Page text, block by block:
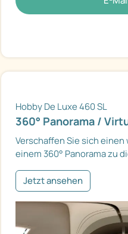
Hobby De Luxe 460 SL
360° Panorama /
Verschaffen Sie sich
einem 360° Panorama zu
Jetzt ansehen